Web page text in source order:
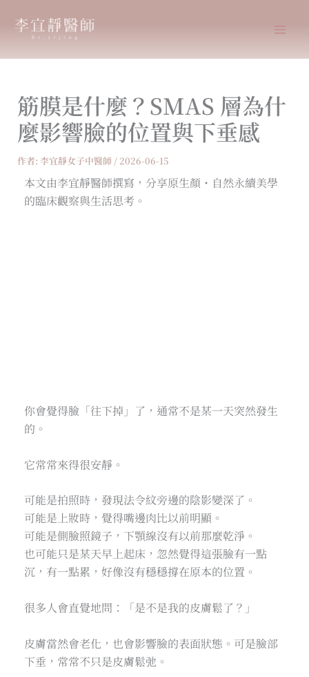
要
筋膜是什麼？SMAS 層為什
麼影響臉的位置與下垂感
作者: 李宜靜女子中醫師 / 2026-06-15
本文由李宜靜醫師撰寫，分享原生顏・自然永續美學
的臨床觀察與生活思考。
你會覺得臉「往下掉」了，通常不是某一天突然發生
的。
它常常來得很安靜。
可能是拍照時，發現法令紋旁邊的陰影變深了。
可能是上妝時，覺得嘴邊肉比以前明顯。
可能是側臉照鏡子，下顎線沒有以前那麼乾淨。
也可能只是某天早上起床，忽然覺得這張臉有一點
沉，有一點累，好像沒有穩穩撐在原本的位置。
很多人會直覺地問：「是不是我的皮膚鬆了？」
皮膚當然會老化，也會影響臉的表面狀態。可是臉部
下垂，常常不只是皮膚鬆弛。